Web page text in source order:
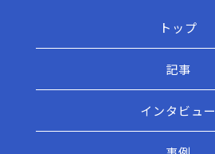
トップ
記事
インタビュー